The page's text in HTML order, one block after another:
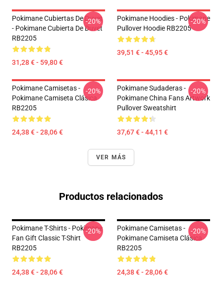
Pokimane Cubiertas De Duvet
- Pokimane Cubierta De Duvet
RB2205
31,28 € - 59,80 €
-20%
Pokimane Hoodies - Pokimane
Pullover Hoodie RB2205
39,51 € - 45,95 €
-20%
Pokimane Camisetas -
Pokimane Camiseta Clásica
RB2205
24,38 € - 28,06 €
-20%
Pokimane Sudaderas -
Pokimane China Fans Artwork
Pullover Sweatshirt
37,67 € - 44,11 €
-20%
VER MÁS
Productos relacionados
Pokimane T-Shirts - Pokimane
Fan Gift Classic T-Shirt
RB2205
24,38 € - 28,06 €
-20%
Pokimane Camisetas -
Pokimane Camiseta Clásica
RB2205
24,38 € - 28,06 €
-20%